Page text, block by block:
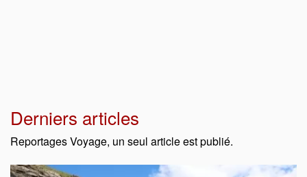
Derniers articles
Reportages Voyage, un seul article est publié.